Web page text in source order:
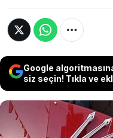
Google
siz seçin! Tıkla ve